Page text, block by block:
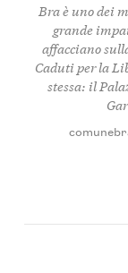
Bra è uno dei
grande
affacciano
Caduti per la
stessa: il